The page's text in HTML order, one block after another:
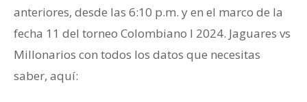
anteriores, desde las 6:10 p.m. y en el marco de la
fecha 11 del torneo Colombiano I 2024. Jaguares vs
Millonarios con todos los datos que necesitas
saber, aquí: